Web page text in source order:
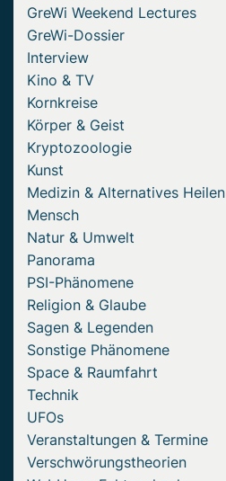
GreWi Weekend Lectures
GreWi-Dossier
Interview
Kino & TV
Kornkreise
Körper & Geist
Kryptozoologie
Kunst
Medizin & Alternatives Heilen
Mensch
Natur & Umwelt
Panorama
PSI-Phänomene
Religion & Glaube
Sagen & Legenden
Sonstige Phänomene
Space & Raumfahrt
Technik
UFOs
Veranstaltungen & Termine
Verschwörungstheorien